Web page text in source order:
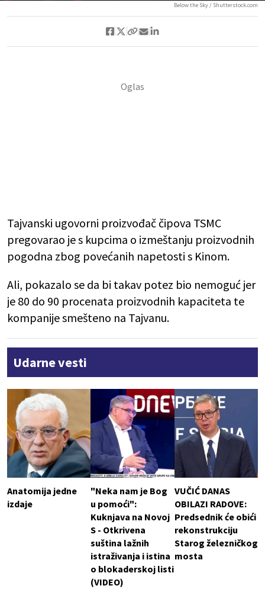
Below the Sky / Shutterstock.com
Tajvanski ugovorni proizvođač čipova TSMC
pregovarao je s kupcima o izmeštanju proizvodnih
pogodna zbog povećanih napetosti s Kinom.
Ali, pokazalo se da bi takav potez bio nemoguć jer
je 80 do 90 procenata proizvodnih kapaciteta te
kompanije smešteno na Tajvanu.
Udarne vesti
Anatomija jedne
izdaje
"Neka nam je Bog
u pomoći":
Kuknjava na Novoj
S - Otkrivena
suština lažnih
istraživanja i istina
o blokaderskoj listi
(VIDEO)
VUČIĆ DANAS
OBILAZI RADOVE:
Predsednik će obići
rekonstrukciju
Starog železničkog
mosta